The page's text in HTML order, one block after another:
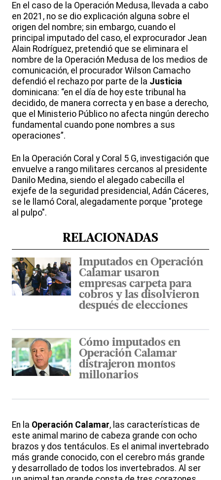
En el caso de la Operación Medusa, llevada a cabo
en 2021, no se dio explicación alguna sobre el
origen del nombre; sin embargo, cuando el
principal imputado del caso, el exprocurador Jean
Alain Rodríguez, pretendió que se eliminara el
nombre de la Operación Medusa de los medios de
comunicación, el procurador Wilson Camacho
defendió el rechazo por parte de la Justicia
dominicana: “en el día de hoy este tribunal ha
decidido, de manera correcta y en base a derecho,
que el Ministerio Público no afecta ningún derecho
fundamental cuando pone nombres a sus
operaciones”.
En la Operación Coral y Coral 5 G, investigación que
envuelve a rango militares cercanos al presidente
Danilo Medina, siendo el alegado cabecilla el
exjefe de la seguridad presidencial, Adán Cáceres,
se le llamó Coral, alegadamente porque "protege
al pulpo".
RELACIONADAS
Imputados en Operación
Calamar usaron
empresas carpeta para
cobros y las disolvieron
después de elecciones
Cómo imputados en
Operación Calamar
distrajeron montos
millonarios
En la Operación Calamar, las características de
este animal marino de cabeza grande con ocho
brazos y dos tentáculos. Es el animal invertebrado
más grande conocido, con el cerebro más grande
y desarrollado de todos los invertebrados. Al ser